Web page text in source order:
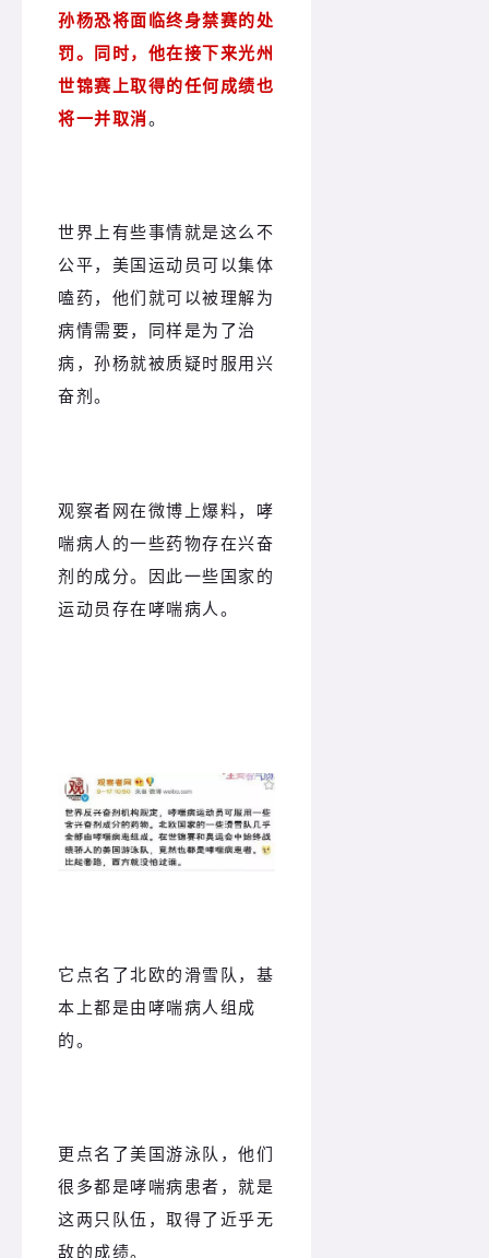
孙杨恐将面临终身禁赛的处
罚。 同时，他在接下来光州
世锦赛上取得的任何成绩也
将一并取消。
世界上有些事情就是这么不
公平，美国运动员可以集体
嗑药，他们就可以被理解为
病情需要，同样是为了治
病，孙杨就被质疑时服用兴
奋剂。
观察者网在微博上爆料，哮
喘病人的一些药物存在兴奋
剂的成分。因此一些国家的
运动员存在哮喘病人。
它点名了北欧的滑雪队，基
本上都是由哮喘病人组成
的。
更点名了美国游泳队，他们
很多都是哮喘病患者，就是
这两只队伍，取得了近乎无
敌的成绩。